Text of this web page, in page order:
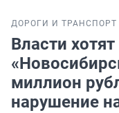
ДОРОГИ И ТРАНСПОРТ
Власти
миллион
нарушение